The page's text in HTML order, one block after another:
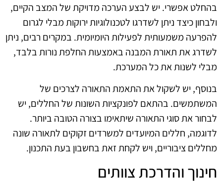
בהחלט אפשרי. יש לבצע הערכה מדויקת של המצב הקיים,
ולבחון כיצד ניתן לשדרגו לטכנולוגיות ירוקות מבלי לגרום
להפרעה משמעותית לפעילות היומיומית. במקרים רבים, ניתן
לשדרג את תאורת המבנה באמצעות החלפת נורות בלבד,
מבלי לשנות את כל המערכת.
בנוסף, יש לשקול את התאמת התאורה לצרכים של
המשתמשים. בהתאם לפונקציות השונות של החללים, יש
לבחור את סוגי התאורה שיתאימו בצורה הטובה ביותר.
לדוגמה, חללים המיועדים למשרדים זקוקים לתאורה שונה
מחללים ציבוריים, ויש לקחת זאת בחשבון בעת התכנון.
חינוך והדרכת צוותים